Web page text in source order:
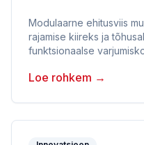
Modulaarne ehitusviis
rajamise kiireks ja
funktsionaalse
Loe rohkem →